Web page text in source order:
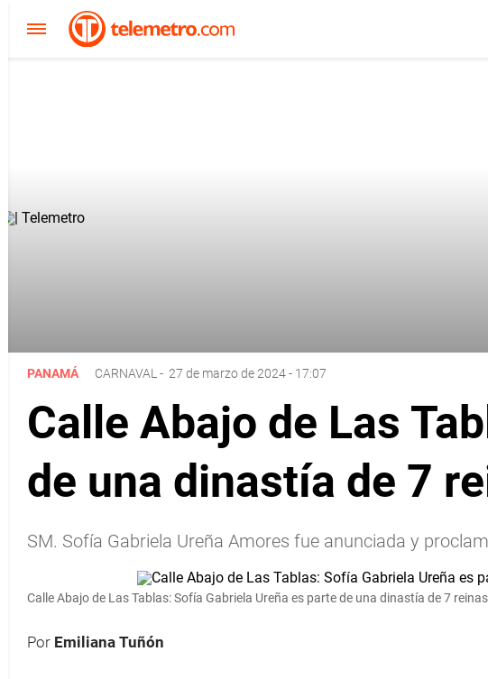
PANAMÁ CARNAVAL - 27 de marzo de 2024 - 17:07
Calle Abajo de Las
de una dinastía de 7
SM. Sofía Gabriela Ureña Amores fue anunciada y
Calle Abajo de Las Tablas: Sofía Gabriela Ureña es parte de una dinastía de 7 reinas
Por Emiliana Tuñón